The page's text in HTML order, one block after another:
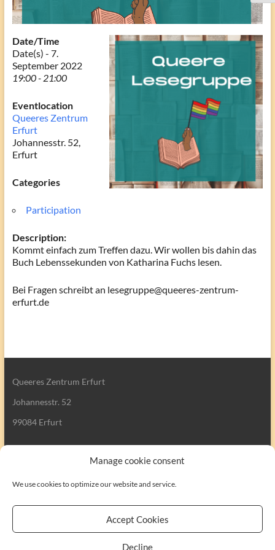
Manage cookie consent
We use cookies to optimize our website and service.
Accept Cookies
Decline
Date/Time
Date(s) - 7.
September 2022
19:00 - 21:00
Eventlocation
Queeres Zentrum
Erfurt
Johannesstr. 52,
Erfurt
Categories
Participation
Description:
Kommt einfach zum Treffen dazu. Wir wollen bis dahin das
Buch Lebenssekunden von Katharina Fuchs lesen.
Bei Fragen schreibt an lesegruppe@queeres-zentrum-
erfurt.de
Queeres Zentrum Erfurt
Johannesstr. 52
99084 Erfurt
Search